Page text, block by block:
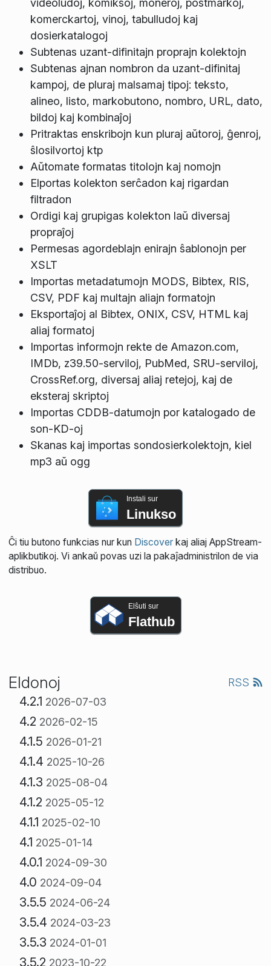
videoludoj, komiksoj, moneroj, poŝtmarkoj,
komerckartoj, vinoj, tabulludoj kaj
dosierkatalogoj
Subtenas uzant-difinitajn proprajn kolektojn
Subtenas ajnan nombron da uzant-difinitaj
kampoj, de pluraj malsamaj tipoj: teksto,
alineo, listo, markobutono, nombro, URL, dato,
bildoj kaj kombinaĵoj
Pritraktas enskribojn kun pluraj aŭtoroj, ĝenroj,
ŝlosilvortoj ktp
Aŭtomate formatas titolojn kaj nomojn
Elportas kolekton serĉadon kaj rigardan
filtradon
Ordigi kaj grupigas kolekton laŭ diversaj
propraĵoj
Permesas agordeblajn enirajn ŝablonojn per
XSLT
Importas metadatumojn MODS, Bibtex, RIS,
CSV, PDF kaj multajn aliajn formatojn
Eksportaĵoj al Bibtex, ONIX, CSV, HTML kaj
aliaj formatoj
Importas informojn rekte de Amazon.com,
IMDb, z39.50-serviloj, PubMed, SRU-serviloj,
CrossRef.org, diversaj aliaj retejoj, kaj de
eksteraj skriptoj
Importas CDDB-datumojn por katalogado de
son-KD-oj
Skanas kaj importas sondosierkolektojn, kiel
mp3 aŭ ogg
Instali sur
Linukso
Ĉi tiu butono funkcias nur kun Discoverkaj aliaj AppStream-
aplikbutikoj. Vi ankaŭ povas uzi la pakaĵadministrilon de via
distribuo.
Elŝuti sur
Flathub
Eldonoj RSS
4.2.1 2026-07-03
4.2 2026-02-15
4.1.5 2026-01-21
4.1.4 2025-10-26
4.1.3 2025-08-04
4.1.2 2025-05-12
4.1.1 2025-02-10
4.1 2025-01-14
4.0.1 2024-09-30
4.0 2024-09-04
3.5.5 2024-06-24
3.5.4 2024-03-23
3.5.3 2024-01-01
3.5.2 2023-10-22